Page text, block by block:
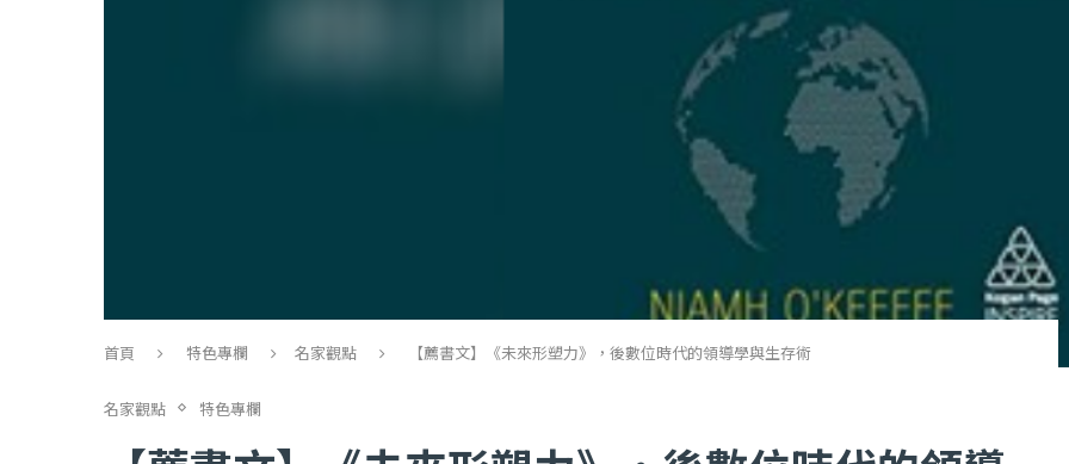
首頁 特色專欄 名家觀點 【薦書文】《未來形塑力》，後數位時代的領導學與生存術
名家觀點 特色專欄